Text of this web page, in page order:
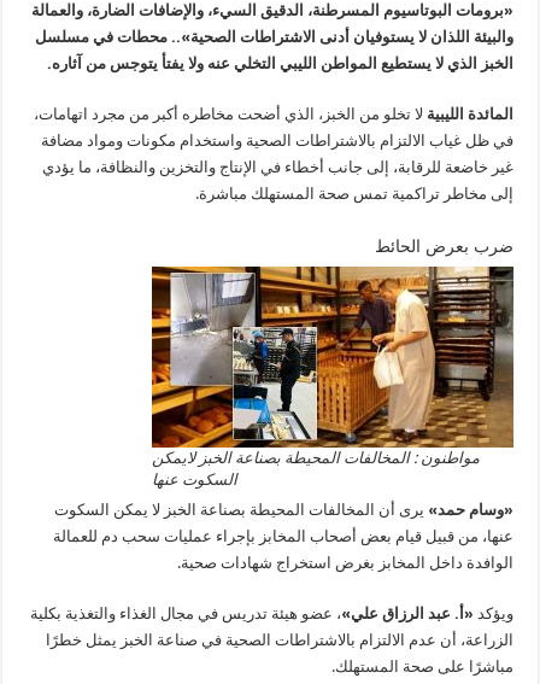
«برومات البوتاسيوم المسرطنة، الدقيق السيء، والإضافات الضارة، والعمالة
والبيئة اللذان لا يستوفيان أدنى الاشتراطات الصحية».. محطات في مسلسل
الخبز الذي لا يستطيع المواطن الليبي التخلي عنه ولا يفتأ يتوجس من آثاره.
المائدة الليبية لا تخلو من الخبز، الذي أضحت مخاطره أكبر من مجرد اتهامات،
في ظل غياب الالتزام بالاشتراطات الصحية واستخدام مكونات ومواد مضافة
غير خاضعة للرقابة، إلى جانب أخطاء في الإنتاج والتخزين والنظافة، ما يؤدي
إلى مخاطر تراكمية تمس صحة المستهلك مباشرة.
ضرب بعرض الحائط
مواطنون : المخالفات المحيطة بصناعة الخبز لايمكن
السكوت عنها
«وسام حمد» يرى أن المخالفات المحيطة بصناعة الخبز لا يمكن السكوت
عنها، من قبيل قيام بعض أصحاب المخابز بإجراء عمليات سحب دم للعمالة
الوافدة داخل المخابز بغرض استخراج شهادات صحية.
ويؤكد «أ. عبد الرزاق علي»، عضو هيئة تدريس في مجال الغذاء والتغذية بكلية
الزراعة، أن عدم الالتزام بالاشتراطات الصحية في صناعة الخبز يمثل خطرًا
مباشرًا على صحة المستهلك.